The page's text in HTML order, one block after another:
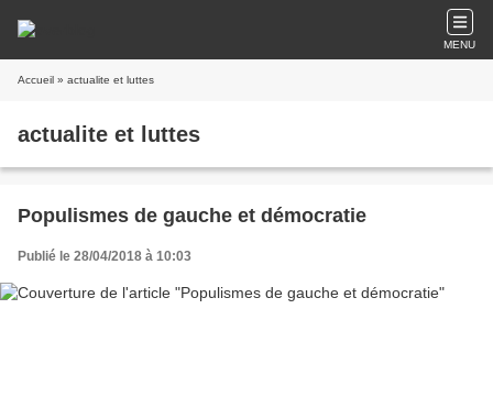
MENU
Accueil » actualite et luttes
actualite et luttes
Populismes de gauche et démocratie
Publié le 28/04/2018 à 10:03